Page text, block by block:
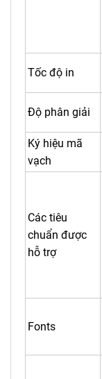
Tốc độ in
Độ phân giải
Ký hiệu mã
vạch
Các tiêu
chuẩn được
hỗ trợ
Fonts